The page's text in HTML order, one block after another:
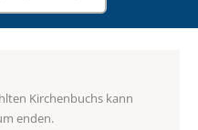
Kirchenbuchs kann
enden.